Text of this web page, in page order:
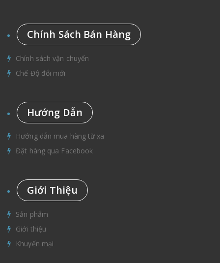
Chính Sách Bán Hàng
Chính sách vận chuyển
Chế Độ đổi mới
Hướng Dẫn
Hướng dẫn mua hàng từ xa
Đặt hàng qua Facebook
Giới Thiệu
Sản phẩm
Giới thiệu
Khuyến mại